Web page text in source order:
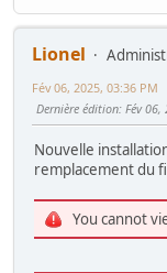
Lionel
Fév 06, 2025, 03:36 PM
Dernière édition: Fév 06,
Nouvelle
remplacement du
You cannot